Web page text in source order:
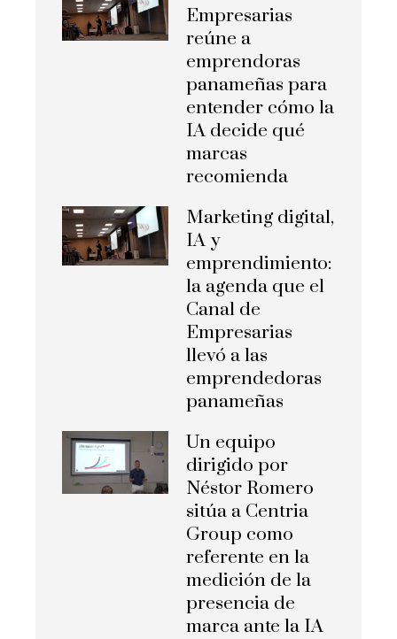
Empresarias
reúne a
emprendoras
panameñas para
entender cómo la
IA decide qué
marcas
recomienda
Marketing digital,
IA y
emprendimiento:
la agenda que el
Canal de
Empresarias
llevó a las
emprendedoras
panameñas
Un equipo
dirigido por
Néstor Romero
sitúa a Centria
Group como
referente en la
medición de la
presencia de
marca ante la IA